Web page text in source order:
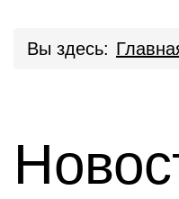
Вы здесь: